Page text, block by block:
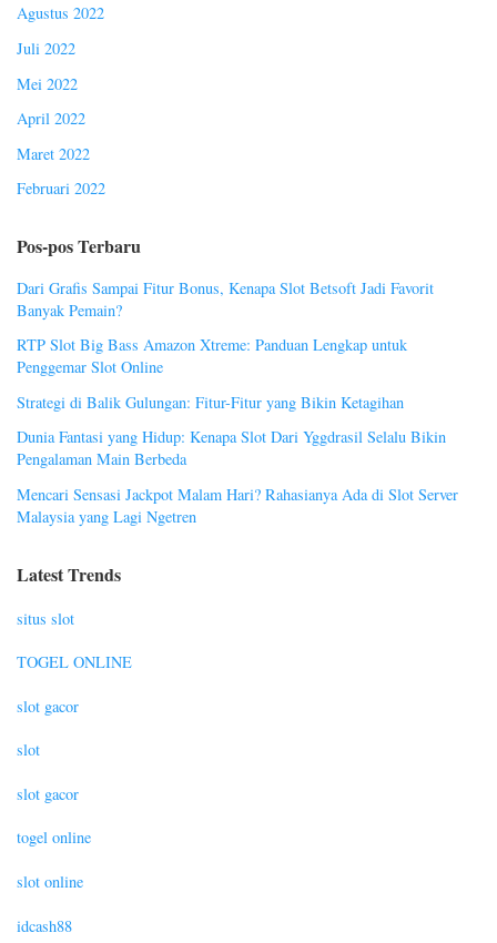
Agustus 2022
Juli 2022
Mei 2022
April 2022
Maret 2022
Februari 2022
Pos-pos Terbaru
Dari Grafis Sampai Fitur Bonus, Kenapa Slot Betsoft Jadi Favorit
Banyak Pemain?
RTP Slot Big Bass Amazon Xtreme: Panduan Lengkap untuk
Penggemar Slot Online
Strategi di Balik Gulungan: Fitur-Fitur yang Bikin Ketagihan
Dunia Fantasi yang Hidup: Kenapa Slot Dari Yggdrasil Selalu Bikin
Pengalaman Main Berbeda
Mencari Sensasi Jackpot Malam Hari? Rahasianya Ada di Slot Server
Malaysia yang Lagi Ngetren
Latest Trends
situs slot
TOGEL ONLINE
slot gacor
slot
slot gacor
togel online
slot online
idcash88